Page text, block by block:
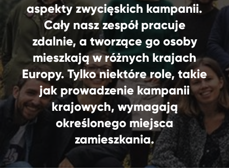
aspekty zwycięskich kampanii.
Cały nasz zespół pracuje
zdalnie, a tworzące go osoby
mieszkają w różnych krajach
Europy. Tylko niektóre role, takie
jak prowadzenie kampanii
krajowych, wymagają
określonego miejsca
zamieszkania.